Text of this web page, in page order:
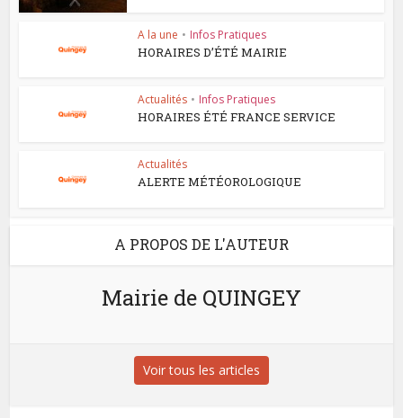
A la une • Infos Pratiques
HORAIRES D’ÉTÉ MAIRIE
Actualités • Infos Pratiques
HORAIRES ÉTÉ FRANCE SERVICE
Actualités
ALERTE MÉTÉOROLOGIQUE
A PROPOS DE L'AUTEUR
Mairie de QUINGEY
Voir tous les articles